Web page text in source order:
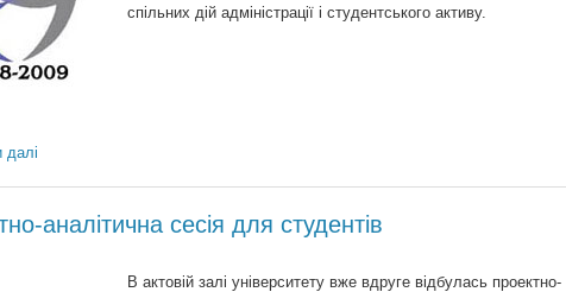
спільних дій адміністрації і студентського активу.
далі
аналітична сесія для студентів
В актовій залі університету вже вдруге відбулась проектно-